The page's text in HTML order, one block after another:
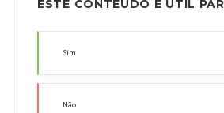
ESTE CONTEÚDO É ÚTIL
Sim
Não